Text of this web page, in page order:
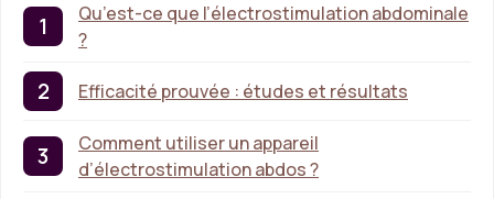
Qu’est-ce que l’électrostimulation abdominale
?
Efficacité prouvée : études et résultats
Comment utiliser un appareil
d’électrostimulation abdos ?